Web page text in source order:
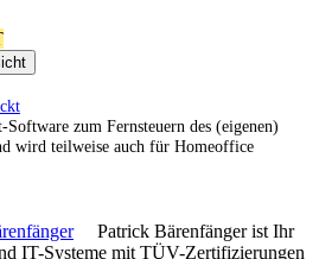
zum Fernsteuern des (eigenen)
wird teilweise auch für Homeoffice
Patrick Bärenfänger ist Ihr
IT-Systeme mit TÜV-Zertifizierungen